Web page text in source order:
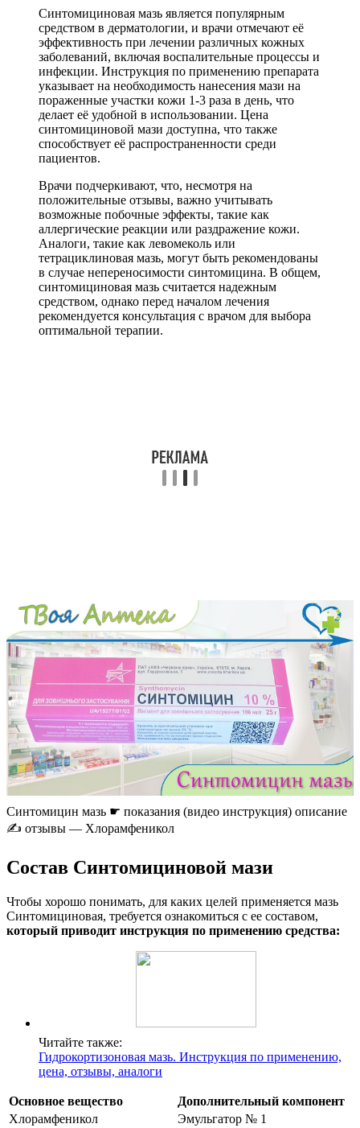
Синтомициновая мазь является популярным
средством в дерматологии, и врачи отмечают её
эффективность при лечении различных кожных
заболеваний, включая воспалительные процессы и
инфекции. Инструкция по применению препарата
указывает на необходимость нанесения мази на
пораженные участки кожи 1-3 раза в день, что
делает её удобной в использовании. Цена
синтомициновой мази доступна, что также
способствует её распространенности среди
пациентов.
Врачи подчеркивают, что, несмотря на
положительные отзывы, важно учитывать
возможные побочные эффекты, такие как
аллергические реакции или раздражение кожи.
Аналоги, такие как левомеколь или
тетрациклиновая мазь, могут быть рекомендованы
в случае непереносимости синтомицина. В общем,
синтомициновая мазь считается надежным
средством, однако перед началом лечения
рекомендуется консультация с врачом для выбора
оптимальной терапии.
Синтомицин мазь ☛ показания (видео инструкция) описание
✍ отзывы — Хлорамфеникол
Состав Синтомициновой мази
Чтобы хорошо понимать, для каких целей применяется мазь
Синтомициновая, требуется ознакомиться с ее составом,
который приводит инструкция по применению средства:
Читайте также:
Гидрокортизоновая мазь. Инструкция по применению,
цена, отзывы, аналоги
Основное вещество
Дополнительный компонент
Хлорамфеникол
Эмульгатор № 1